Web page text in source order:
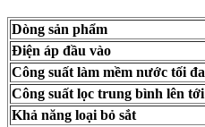
Dòng sản phẩm
Điện áp đầu vào
Công suất làm mềm nước tối đa
Công suất lọc trung bình lên tới
Khả năng loại bỏ sắt